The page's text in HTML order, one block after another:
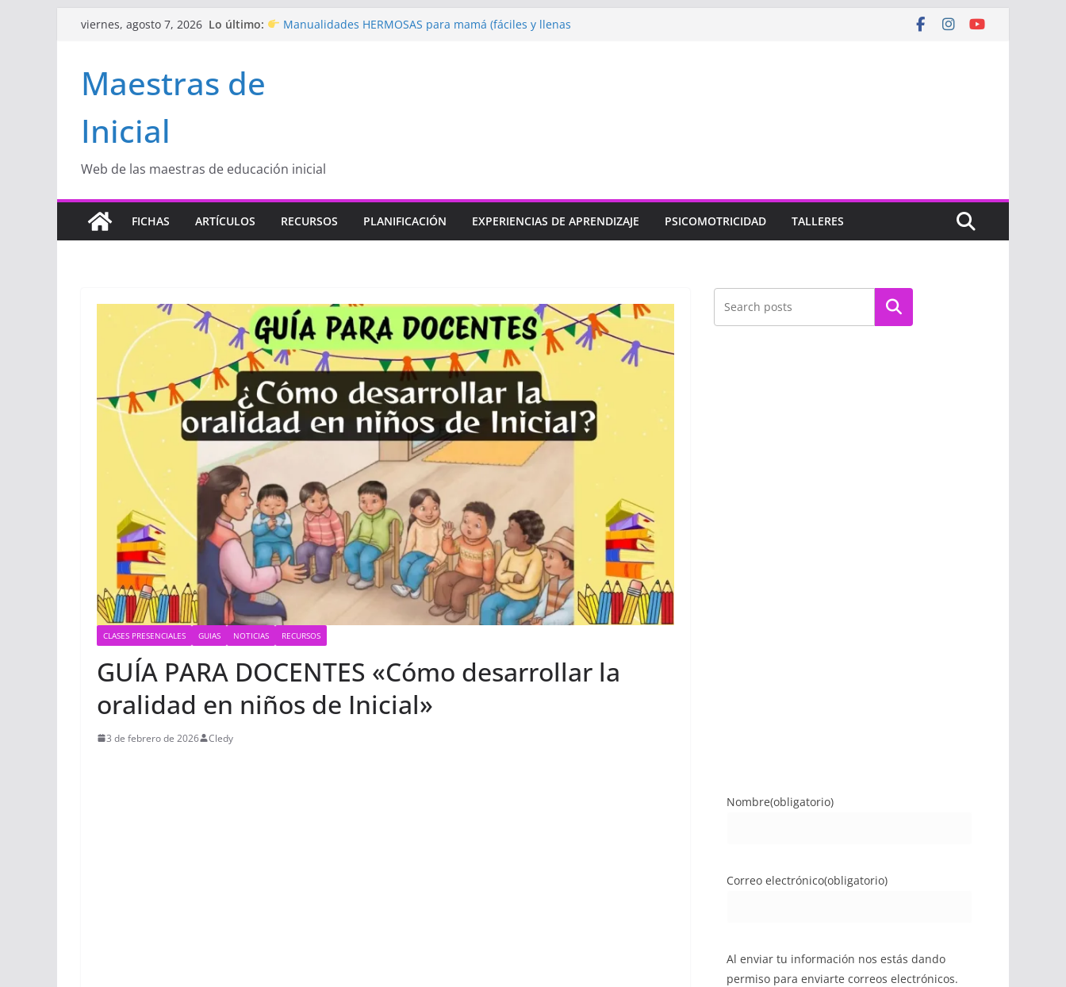
Saltarviernes, agosto 7, 2026 Lo último:
Manualidades HERMOSAS para mamá (fáciles y llenas
Inicial
Maestras de
Inicial
Web de las maestras de educación inicial
FICHAS ARTÍCULOS RECURSOS PLANIFICACIÓN EXPERIENCIAS DE APRENDIZAJE PSICOMOTRICIDAD TALLERES
CLASES PRESENCIALES GUIAS NOTICIAS RECURSOS
GUÍA PARA DOCENTES «Cómo desarrollar la
oralidad en niños de Inicial»
3 de febrero de 2026 Cledy
Buscar
Nombre(obligatorio)
Correo electrónico(obligatorio)
Al enviar tu información nos estás dando
permiso para enviarte correos electrónicos.